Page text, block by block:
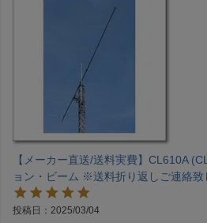
【メーカー直送/送料実費】CL610A
ョン・ビーム ※送料折り返しご連絡致
投稿日 2025/03/04